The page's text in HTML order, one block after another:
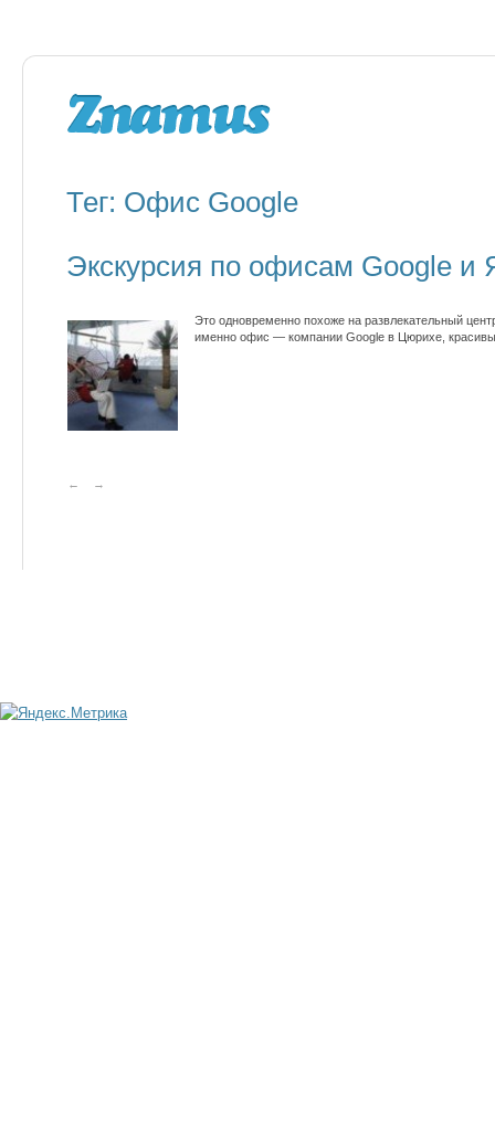
Тег: Офис Google
Экскурсия по офисам Google и
Это одновременно похоже на развлекательный
именно офис — компании Google в Цюрихе,
← →